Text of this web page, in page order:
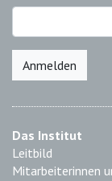
Anmelden
Das Institut
Leitbild
Mitarbeiterinnen